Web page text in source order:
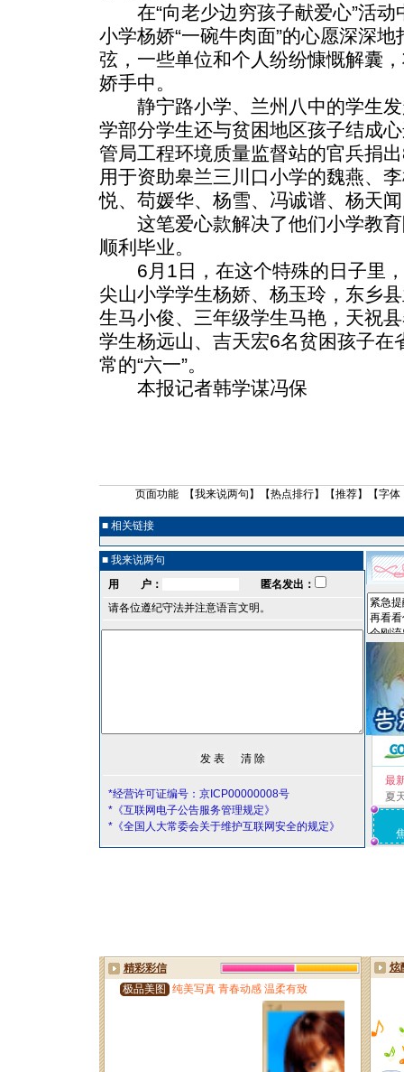
在“向老少边穷孩子献爱心”活动
小学杨娇“一碗牛肉面”的心愿深深
弦，一些单位和个人纷纷慷慨解囊
娇手中。
静宁路小学、兰州八中的学生发
学部分学生还与贫困地区孩子结成
管局工程环境质量监督站的官兵捐
用于资助皋兰三川口小学的魏燕、
悦、苟媛华、杨雪、冯诚谱、杨天
这笔爱心款解决了他们小学教育
顺利毕业。
6月1日，在这个特殊的日子里，
尖山小学学生杨娇、杨玉玲，东乡
生马小俊、三年级学生马艳，天祝
学生杨远山、吉天宏6名贫困孩子在
常的“六一”。
本报记者韩学谋冯保
页面功能 【我来说两句 】【热点排行】【推荐】【字体
■ 相关链接
■ 我来说两句
用 户：
匿名发出：
请各位遵纪守法并注意语言文明。
*经营许可证编号：京ICP00000008号
*《互联网电子公告服务管理规定》
*《全国人大常委会关于维护互联网安全的规定》
最
夏